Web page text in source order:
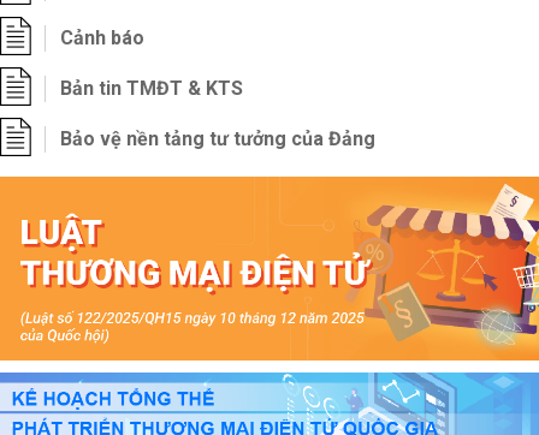
Cảnh báo
Bản tin TMĐT & KTS
Bảo vệ nền tảng tư tưởng của Đảng